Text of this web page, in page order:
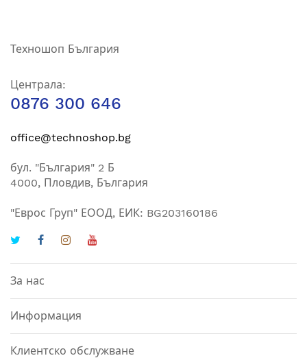
Техношоп България
Централа:
0876 300 646
office@technoshop.bg
бул. "България" 2 Б
4000, Пловдив, България
"Еврос Груп" ЕООД, ЕИК: BG203160186
За нас
Информация
Клиентско обслужване